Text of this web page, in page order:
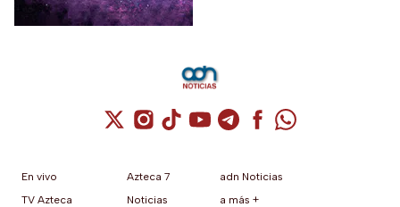
Cuenta de X / Twitter (se abre en una
Cuenta de Instagram (se abre en una
Cuenta de TikTok (se abre en
Cuenta de YouTube (se abre
Cuenta de Telegram (se
Cuenta de
Cuenta de
En vivo
TV Azteca
Azteca 7
Noticias
adn Noticias
a más +